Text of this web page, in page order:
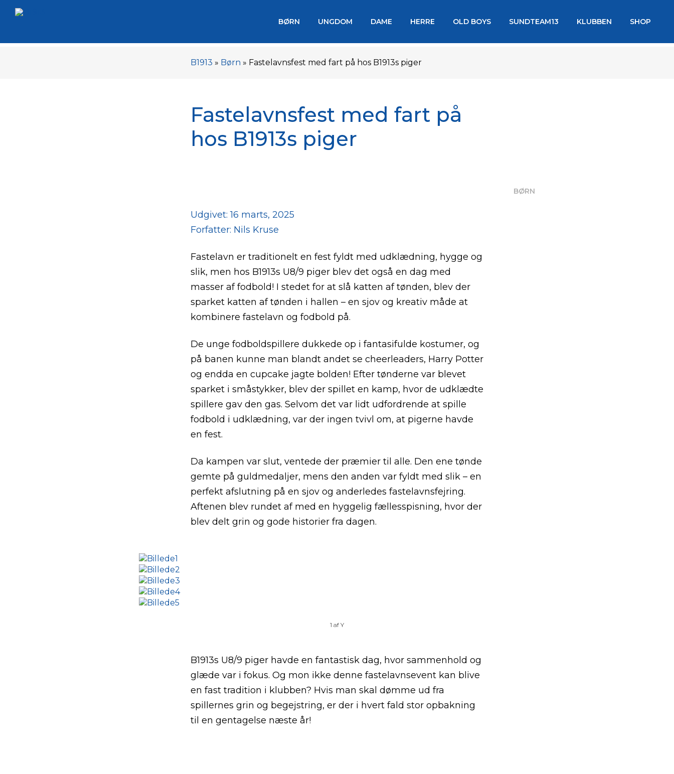
BØRN UNGDOM DAME HERRE OLD BOYS SUNDTEAM13 KLUBBEN SHOP
B1913 » Børn » Fastelavnsfest med fart på hos B1913s piger
Fastelavnsfest med fart på
hos B1913s piger
BØRN
Udgivet: 16 marts, 2025
Forfatter: Nils Kruse
Fastelavn er traditionelt en fest fyldt med udklædning, hygge og
slik, men hos B1913s U8/9 piger blev det også en dag med
masser af fodbold! I stedet for at slå katten af tønden, blev der
sparket katten af tønden i hallen – en sjov og kreativ måde at
kombinere fastelavn og fodbold på.
De unge fodboldspillere dukkede op i fantasifulde kostumer, og
på banen kunne man blandt andet se cheerleaders, Harry Potter
og endda en cupcake jagte bolden! Efter tønderne var blevet
sparket i småstykker, blev der spillet en kamp, hvor de udklædte
spillere gav den gas. Selvom det var lidt udfordrende at spille
fodbold i udklædning, var der ingen tvivl om, at pigerne havde
en fest.
Da kampen var slut, ventede der præmier til alle. Den ene tønde
gemte på guldmedaljer, mens den anden var fyldt med slik – en
perfekt afslutning på en sjov og anderledes fastelavnsfejring.
Aftenen blev rundet af med en hyggelig fællesspisning, hvor der
blev delt grin og gode historier fra dagen.
1 af Y
B1913s U8/9 piger havde en fantastisk dag, hvor sammenhold og
glæde var i fokus. Og mon ikke denne fastelavnsevent kan blive
en fast tradition i klubben? Hvis man skal dømme ud fra
spillernes grin og begejstring, er der i hvert fald stor opbakning
til en gentagelse næste år!